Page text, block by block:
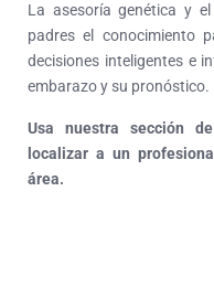
La asesoría genética y
padres el conocimiento
decisiones inteligentes e
embarazo y su pronóstico.
Usa nuestra sección
localizar a un
área.